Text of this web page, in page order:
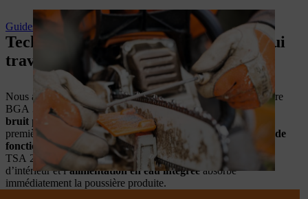
Guides‑chaînes et chaînes
Technologie STIHL: Pour tous ceux qui
travaillent à L’extérieur.
Nous avons encore d’autres innovations à vous proposer : Notre
BGA 300 vous offre un nouveau système de réduction du
bruit pour un fonctionnement silencieux et la MSA 300 est la
première tronçonneuse de STIHL à être équipée d’uncockpit de
fonctionnement et de notification . La découpeuse à disque
TSA 230 sans émission est également adaptée aux travaux
d’intérieur et l’alimentation en eau intégrée absorbe
immédiatement la poussière produite.